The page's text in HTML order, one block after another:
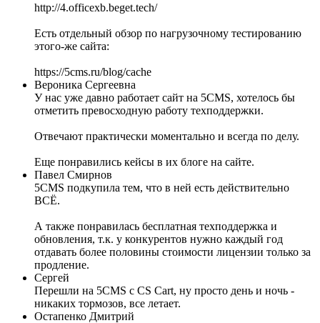
http://4.officexb.beget.tech/
Есть отдельный обзор по нагрузочному тестированию
этого-же сайта:
https://5cms.ru/blog/cache
Вероника Сергеевна
У нас уже давно работает сайт на 5CMS, хотелось бы
отметить превосходную работу техподдержки.
Отвечают практически моментально и всегда по делу.
Еще понравились кейсы в их блоге на сайте.
Павел Смирнов
5CMS подкупила тем, что в ней есть действительно
ВСЁ.
А также понравилась бесплатная техподдержка и
обновления, т.к. у конкурентов нужно каждый год
отдавать более половины стоимости лицензии только за
продление.
Сергей
Перешли на 5CMS с CS Cart, ну просто день и ночь -
никаких тормозов, все летает.
Остапенко Дмитрий